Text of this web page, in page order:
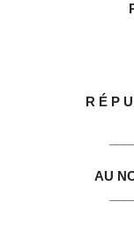
R É P
AU